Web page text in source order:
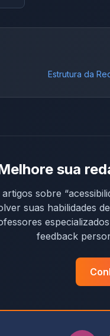
Estrutura da
sua
artigos sobre “
suas habilidades
feedback